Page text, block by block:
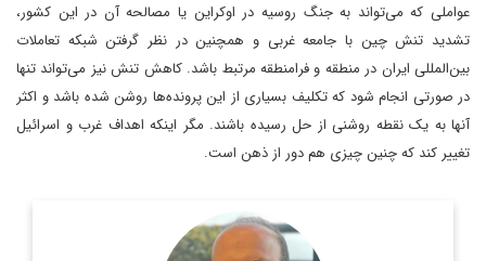
عواملی که می‌تواند به جنگ روسیه در اوکراین یا مصالحه آن در این کشور،
تشدید تنش چین با جامعه غربی و همچنین در نظر گرفتن شبکه تعاملات
بین‌المللی ایران در منطقه و فرامنطقه مرتبط باشد. کاهش تنش نیز می‌تواند تنها
در صورتی انجام شود که تکلیف بسیاری از این پرونده‌ها روشن شده باشد و اکثر
آنها به یک نقطه روشنی از حل رسیده باشند. مگر اینکه اهداف غرب و اسرائیل
تغییر کند که چنین چیزی هم دور از ذهن است.
روزنامه نگار، نویسنده، مترجم و سردبیر دیپلماسی ایرانی.